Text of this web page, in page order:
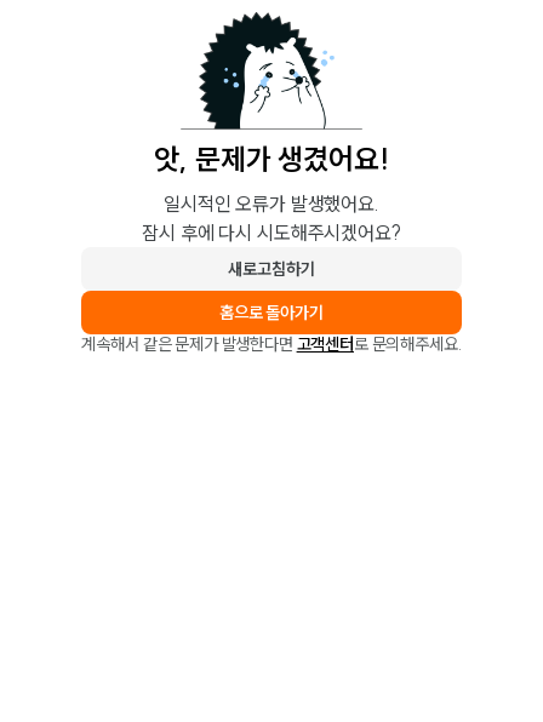
앗, 문제가 생겼어요!
일시적인 오류가 발생했어요.
잠시 후에 다시 시도해주시겠어요?
새로고침하기
홈으로 돌아가기
계속해서 같은 문제가 발생한다면 고객센터로 문의해주세요.